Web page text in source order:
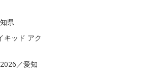
県
キッド アク
／愛知